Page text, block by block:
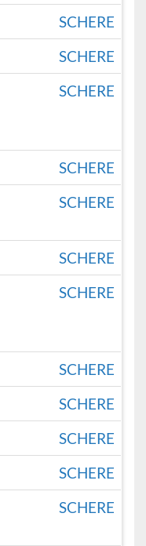
SCHERE
SCHERE
SCHERE
SCHERE
SCHERE
SCHERE
SCHERE
SCHERE
SCHERE
SCHERE
SCHERE
SCHERE